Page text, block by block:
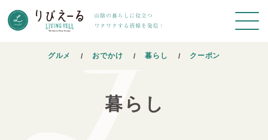
グルメ おでかけ 暮らし クーポン
暮らし